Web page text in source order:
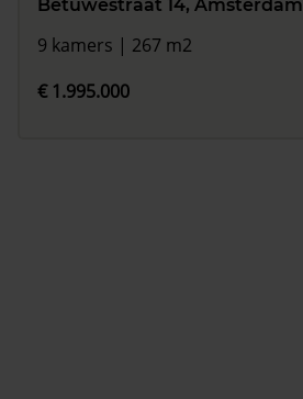
Betuwestraat 14, Amsterdam
9 kamers | 267 m2
€ 1.995.000